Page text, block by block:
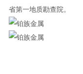
省第一地质勘查院。